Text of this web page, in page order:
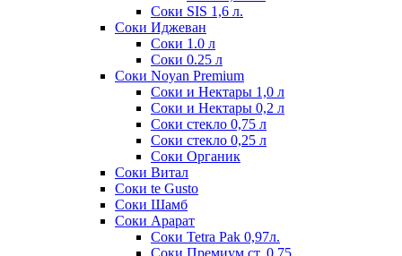
Соки SIS 1,6 л.
Соки Иджеван
Соки 1.0 л
Соки 0.25 л
Соки Noyan Premium
Соки и Нектары 1,0 л
Соки и Нектары 0,2 л
Соки стекло 0,75 л
Соки стекло 0,25 л
Соки Органик
Соки Витал
Соки te Gusto
Соки Шамб
Соки Арарат
Соки Tetra Pak 0,97л.
Соки Премиум ст. 0,75